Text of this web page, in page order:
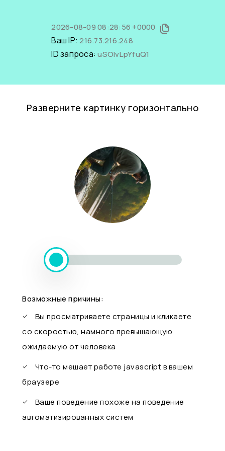
2026-08-09 08:28:56 +0000
Ваш IP:216.73.216.248
ID запроса:uSOIvLpYfuQ1
Разверните картинку горизонтально
Возможные причины:
Вы просматриваете страницы и кликаете
со скоростью, намного превышающую
ожидаемую от человека
Что-то мешает работе javascript в вашем
браузере
Ваше поведение похоже на поведение
автоматизированных систем